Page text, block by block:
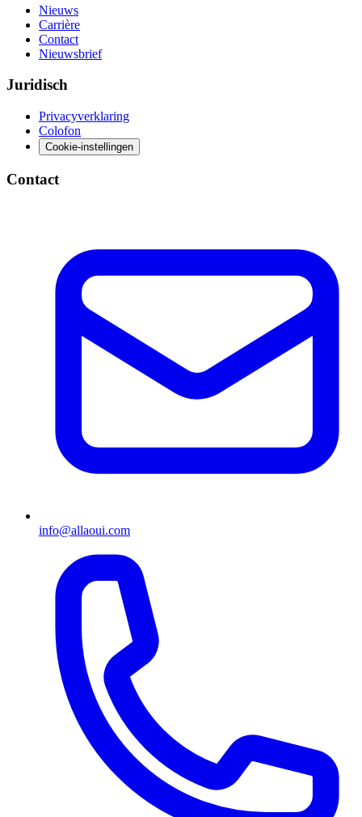
Nieuws
Carrière
Contact
Nieuwsbrief
Juridisch
Privacyverklaring
Colofon
Cookie-instellingen
Contact
info@allaoui.com